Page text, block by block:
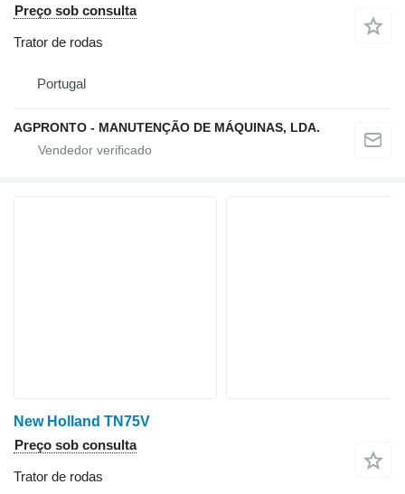
Preço sob consulta
Trator de rodas
Portugal
AGPRONTO - MANUTENÇÃO DE MÁQUINAS, LDA.
New Holland TN75V
Preço sob consulta
Trator de rodas